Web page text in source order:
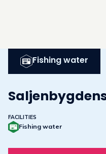
Fishing water
FACILITIES
Fishing water